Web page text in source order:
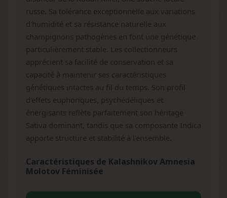
russe. Sa tolérance exceptionnelle aux variations
d'humidité et sa résistance naturelle aux
champignons pathogènes en font une génétique
particulièrement stable. Les collectionneurs
apprécient sa facilité de conservation et sa
capacité à maintenir ses caractéristiques
génétiques intactes au fil du temps. Son profil
d'effets euphoriques, psychédéliques et
énergisants reflète parfaitement son héritage
Sativa dominant, tandis que sa composante Indica
apporte structure et stabilité à l'ensemble.
Caractéristiques de Kalashnikov Amnesia
Molotov Féminisée